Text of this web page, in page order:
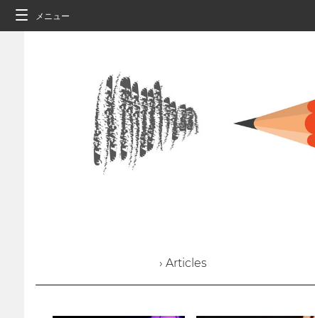
メニュー
› Articles